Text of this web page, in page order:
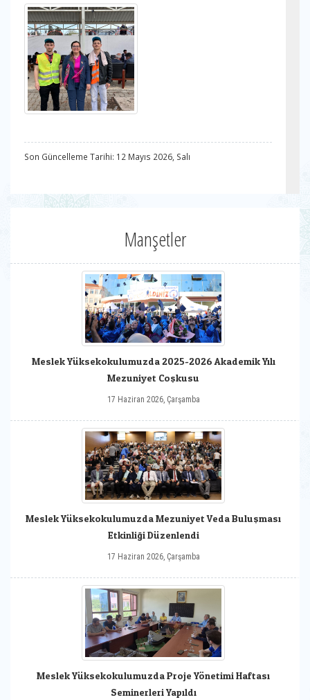
Son Güncelleme Tarihi: 12 Mayıs 2026, Salı
Manşetler
Meslek Yüksekokulumuzda 2025-2026 Akademik Yılı
Mezuniyet Coşkusu
17 Haziran 2026, Çarşamba
Meslek Yüksekokulumuzda Mezuniyet Veda Buluşması
Etkinliği Düzenlendi
17 Haziran 2026, Çarşamba
Meslek Yüksekokulumuzda Proje Yönetimi Haftası
Seminerleri Yapıldı